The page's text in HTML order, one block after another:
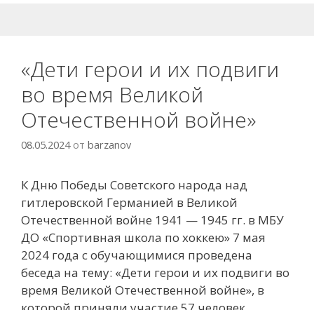
«Дети герои и их подвиги
во время Великой
Отечественной войне»
08.05.2024 от barzanov
К Дню Победы Советского народа над
гитлеровской Германией в Великой
Отечественной войне 1941 — 1945 гг. в МБУ
ДО «Спортивная школа по хоккею» 7 мая
2024 года с обучающимися проведена
беседа на тему: «Дети герои и их подвиги во
время Великой Отечественной войне», в